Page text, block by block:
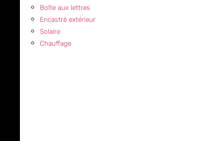
Boîte aux lettres
Encastré extérieur
Solaire
Chauffage